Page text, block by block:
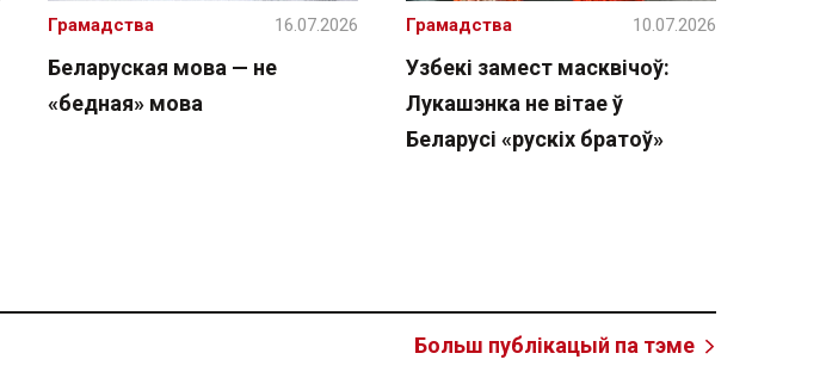
Беларуская мова — не
«бедная» мова
Грамадства 16.07.2026
Узбекі замест масквічоў:
Лукашэнка не вітае ў
Беларусі «рускіх братоў»
Грамадства 10.07.2026
Больш публікацый па тэме